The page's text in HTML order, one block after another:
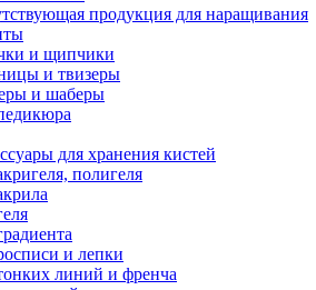
продукция для наращивания
и щипчики
и твизеры
и шаберы
для хранения кистей
полигеля
и лепки
линий и френча